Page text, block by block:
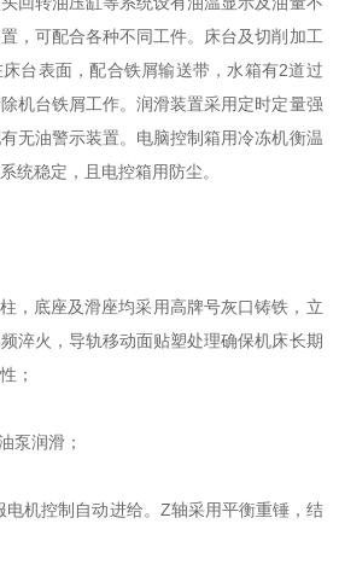
，可配合各种不同工件。床台及切削加工
台表面，配合铁屑输送带，水箱有2道过
机台铁屑工作。润滑装置采用定时定量强
无油警示装置。电脑控制箱用冷冻机衡温
统稳定，且电控箱用防尘。
底座及滑座均采用高牌号灰口铸铁，立
淬火，导轨移动面贴塑处理确保机床长期
；
润滑；
机控制自动进给。Z轴采用平衡重锤，结